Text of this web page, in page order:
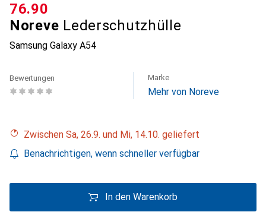
Noreve Lederschutzhülle
Samsung Galaxy A54
CHF
76.90
Bewertungen Marke
Mehr von Noreve
Zwischen Sa, 26.9. und Mi, 14.10. geliefert
Benachrichtigen, wenn schneller verfügbar
In den Warenkorb